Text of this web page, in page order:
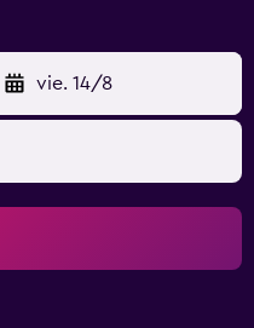
and breakfast incluyen
abierto las 24
de ocio y
abajo en las
(es posible que se
vie. 14/8